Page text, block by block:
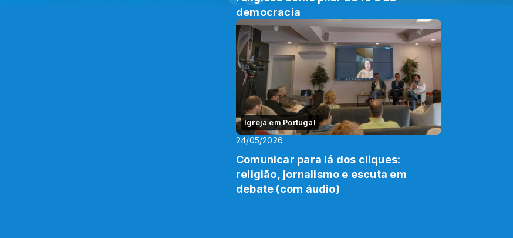
democracia
Igreja em Portugal
24/05/2026
Comunicar para lá dos cliques:
religião, jornalismo e escuta em
debate (com áudio)